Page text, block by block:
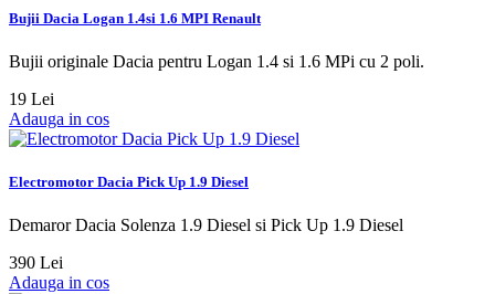
Bujii Dacia Logan 1.4si 1.6 MPI Renault
Bujii originale Dacia pentru Logan 1.4 si 1.6 MPi cu 2 poli.
19 Lei
Adauga in cos
Electromotor Dacia Pick Up 1.9 Diesel
Demaror Dacia Solenza 1.9 Diesel si Pick Up 1.9 Diesel
390 Lei
Adauga in cos